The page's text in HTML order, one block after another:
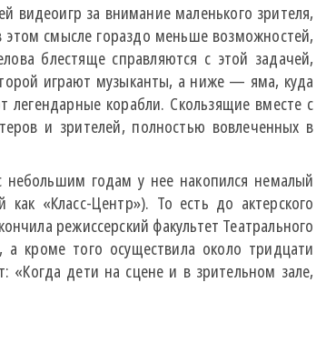
видеоигр за внимание маленького зрителя,
этом смысле гораздо меньше возможностей,
блестяще справляются с этой задачей,
играют музыканты, а ниже — яма, куда
легендарные корабли. Скользящие вместе с
и зрителей, полностью вовлеченных в
небольшим годам у нее накопился немалый
«Класс-Центр»). То есть до актерского
режиссерский факультет Театрального
кроме того осуществила около тридцати
«Когда дети на сцене и в зрительном зале,